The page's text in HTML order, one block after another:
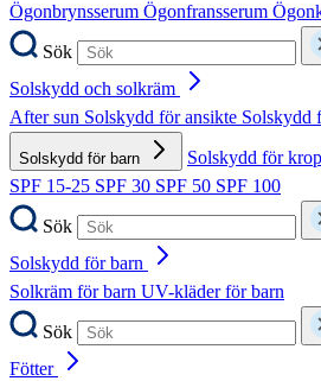
Ögonbrynsserum Ögonfransserum
Sök
Solskydd och solkräm
After sun Solskydd för ansikte Solskydd
Solskydd för barn Solskydd för
SPF 15-25 SPF 30 SPF 50 SPF 100
Sök
Solskydd för barn
Solkräm för barn UV-kläder för barn
Sök
Fötter